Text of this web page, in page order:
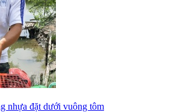
nhựa đặt dưới vuông tôm